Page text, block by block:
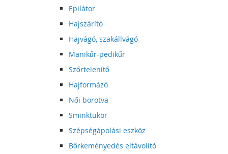
Epilátor
Hajszárító
Hajvágó, szakállvágó
Manikűr-pedikűr
Szőrtelenítő
Hajformázó
Női borotva
Sminktükör
Szépségápolási eszköz
Bőrkeményedés eltávolító